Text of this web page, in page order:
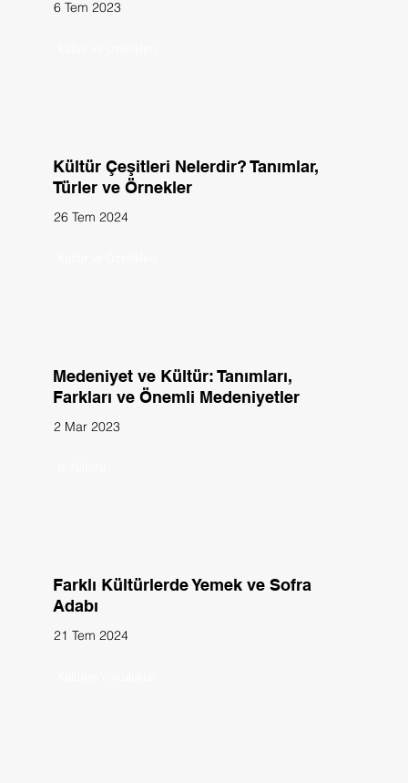
6 Tem 2023
Kültür Çeşitleri Nelerdir? Tanımlar,
Türler ve Örnekler
26 Tem 2024
Medeniyet ve Kültür: Tanımları,
Farkları ve Önemli Medeniyetler
2 Mar 2023
Farklı Kültürlerde Yemek ve Sofra
Adabı
21 Tem 2024